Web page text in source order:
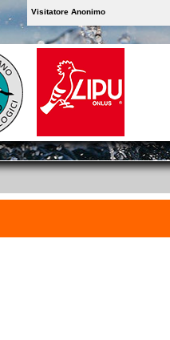
Visitatore Anonimo